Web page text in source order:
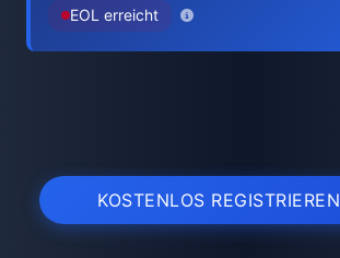
EOL erreicht
KOSTENLOS REGISTRIEREN